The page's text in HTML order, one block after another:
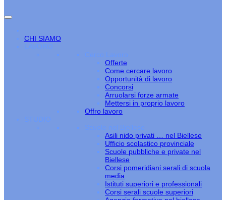
CHI SIAMO
LAVORO
Cerco Lavoro
Offerte
Come cercare lavoro
Opportunità di lavoro
Concorsi
Arruolarsi forze armate
Mettersi in proprio lavoro
Offro lavoro
STUDIO
Scuole nel Biellese
Asili nido privati … nel Biellese
Ufficio scolastico provinciale
Scuole pubbliche e private nel
Biellese
Corsi pomeridiani serali di scuola
media
Istituti superiori e professionali
Corsi serali scuole superiori